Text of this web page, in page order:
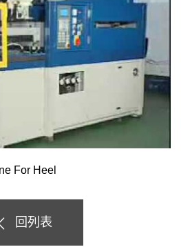
For Heel
回列表